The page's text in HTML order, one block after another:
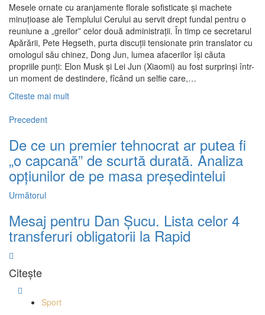
Mesele ornate cu aranjamente florale sofisticate și machete
minuțioase ale Templului Cerului au servit drept fundal pentru o
reuniune a „greilor” celor două administrații. În timp ce secretarul
Apărării, Pete Hegseth, purta discuții tensionate prin translator cu
omologul său chinez, Dong Jun, lumea afacerilor își căuta
propriile punți: Elon Musk și Lei Jun (Xiaomi) au fost surprinși într-
un moment de destindere, fîcând un selfie care,…
Citeste mai mult
Precedent
De ce un premier tehnocrat ar putea fi
„o capcană” de scurtă durată. Analiza
opțiunilor de pe masa președintelui
Următorul
Mesaj pentru Dan Șucu. Lista celor 4
transferuri obligatorii la Rapid
Citește
Sport